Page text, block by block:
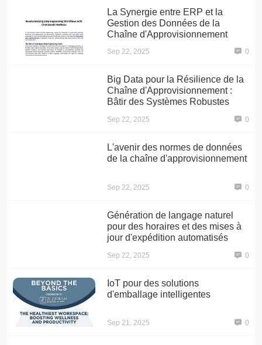
La Synergie entre ERP et la
Gestion des Données de la
Chaîne d'Approvisionnement
Sep 22, 2025 0
Big Data pour la Résilience de la
Chaîne d'Approvisionnement :
Bâtir des Systèmes Robustes
Sep 22, 2025 0
L'avenir des normes de données
de la chaîne d'approvisionnement
Sep 22, 2025 0
Génération de langage naturel
pour des horaires et des mises à
jour d'expédition automatisés
Sep 22, 2025 0
IoT pour des solutions
d'emballage intelligentes
Sep 21, 2025 0